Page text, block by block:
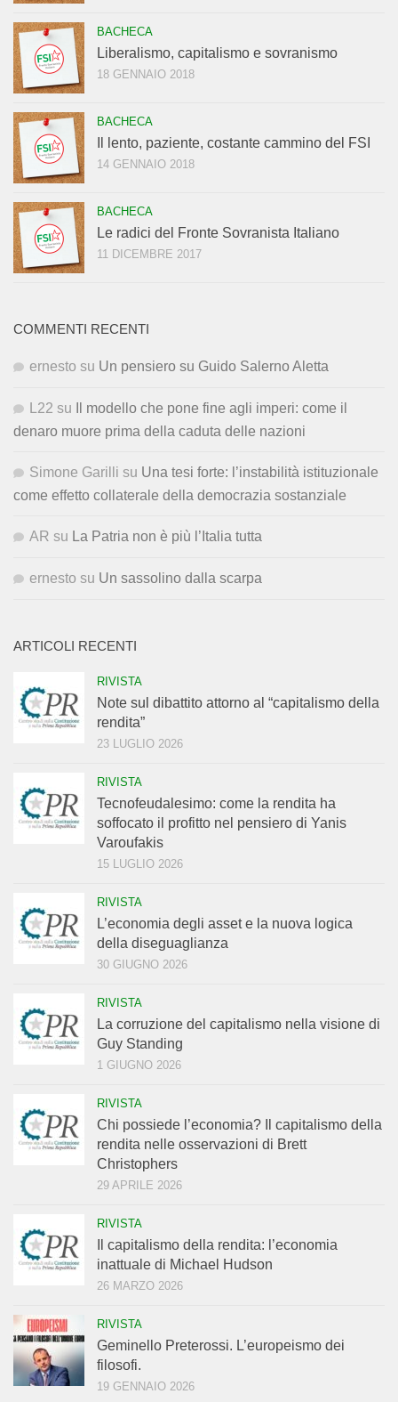
BACHECA
Liberalismo, capitalismo e sovranismo
18 GENNAIO 2018
BACHECA
Il lento, paziente, costante cammino del FSI
14 GENNAIO 2018
BACHECA
Le radici del Fronte Sovranista Italiano
11 DICEMBRE 2017
COMMENTI RECENTI
ernesto su Un pensiero su Guido Salerno Aletta
L22 su
Il modello che pone fine agli imperi: come il
denaro muore prima della caduta delle nazioni
Simone Garilli su Una tesi forte: l’instabilità istituzionale
come effetto collaterale della democrazia sostanziale
AR su La Patria non è più l’Italia tutta
ernesto su Un sassolino dalla scarpa
ARTICOLI RECENTI
RIVISTA
Note sul dibattito attorno al “capitalismo della
rendita”
23 LUGLIO 2026
RIVISTA
Tecnofeudalesimo: come la rendita ha
soffocato il profitto nel pensiero di Yanis
Varoufakis
15 LUGLIO 2026
RIVISTA
L’economia degli asset e la nuova logica
della diseguaglianza
30 GIUGNO 2026
RIVISTA
La corruzione del capitalismo nella visione di
Guy Standing
1 GIUGNO 2026
RIVISTA
Chi possiede l’economia? Il capitalismo della
rendita nelle osservazioni di Brett
Christophers
29 APRILE 2026
RIVISTA
Il capitalismo della rendita: l’economia
inattuale di Michael Hudson
26 MARZO 2026
RIVISTA
Geminello Preterossi. L’europeismo dei
filosofi.
19 GENNAIO 2026